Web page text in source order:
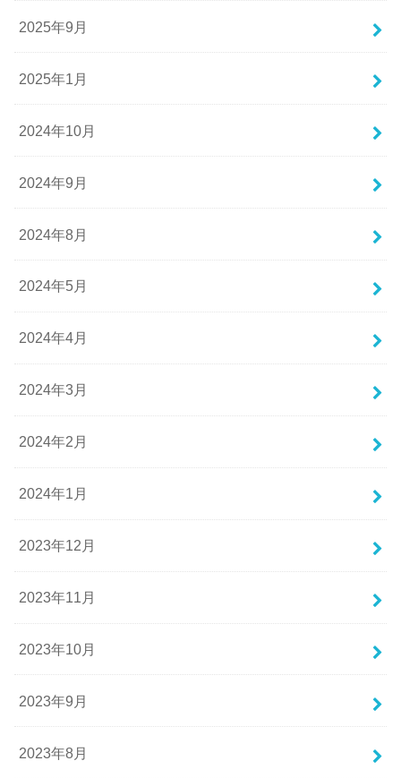
2025年9月
2025年1月
2024年10月
2024年9月
2024年8月
2024年5月
2024年4月
2024年3月
2024年2月
2024年1月
2023年12月
2023年11月
2023年10月
2023年9月
2023年8月